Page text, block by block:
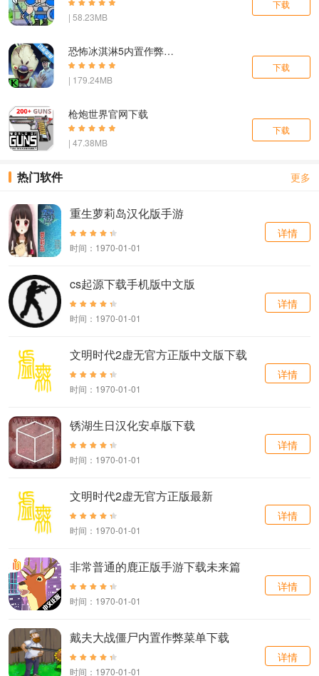
| 58.23MB
下载
恐怖冰淇淋5内置作弊菜单下载
| 179.24MB
下载
枪炮世界官网下载
| 47.38MB
下载
热门软件 更多
重生萝莉岛汉化版手游
时间：1970-01-01
详情
cs起源下载手机版中文版
时间：1970-01-01
详情
文明时代2虚无官方正版中文版下载
时间：1970-01-01
详情
锈湖生日汉化安卓版下载
时间：1970-01-01
详情
文明时代2虚无官方正版最新
时间：1970-01-01
详情
非常普通的鹿正版手游下载未来篇
时间：1970-01-01
详情
戴夫大战僵尸内置作弊菜单下载
时间：1970-01-01
详情